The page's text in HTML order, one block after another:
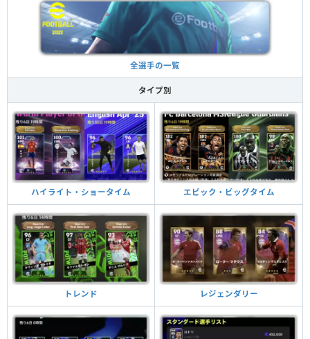
全選手の一覧
タイプ別
ハイライト・ショータイム エピック・ビッグタイム
トレンド レジェンダリー